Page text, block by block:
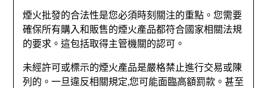
煙火批發的合法性是您必須時刻關注的重點。您需要
確保所有購入和販售的煙火產品都符合國家相關法規
的要求。這包括取得主管機關的認可。
未經許可或標示的煙火產品是嚴格禁止進行交易或陳
列的。一旦違反相關規定,您可能面臨高額罰款。甚至